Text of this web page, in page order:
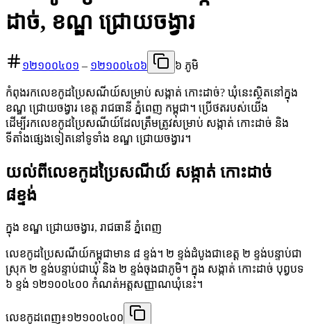
ដាច់, ខណ្ឌ ជ្រោយចង្វារ
១២១០០៤០១ – ១២១០០៤០៦ ៦ ភូមិ
កំពុងរកលេខកូដប្រៃសណីយ៍សម្រាប់ សង្កាត់ កោះដាច់? ឃុំនេះស្ថិតនៅក្នុង
ខណ្ឌ ជ្រោយចង្វារ ខេត្ត រាជធានី ភ្នំពេញ កម្ពុជា។ ប្រើថតរបស់យើង
ដើម្បីរកលេខកូដប្រៃសណីយ៍ដែលត្រឹមត្រូវសម្រាប់ សង្កាត់ កោះដាច់ និង
ទីតាំងផ្សេងទៀតនៅទូទាំង ខណ្ឌ ជ្រោយចង្វារ។
យល់ពីលេខកូដប្រៃសណីយ៍ សង្កាត់ កោះដាច់
៨ខ្ទង់
ក្នុង ខណ្ឌ ជ្រោយចង្វារ, រាជធានី ភ្នំពេញ
លេខកូដប្រៃសណីយ៍កម្ពុជាមាន ៨ ខ្ទង់។ ២ ខ្ទង់ដំបូងជាខេត្ត ២ ខ្ទង់បន្ទាប់ជា
ស្រុក ២ ខ្ទង់បន្ទាប់ជាឃុំ និង ២ ខ្ទង់ចុងជាភូមិ។ ក្នុង សង្កាត់ កោះដាច់ បុព្វបទ
៦ ខ្ទង់ ១២១០០៤០០ កំណត់អត្តសញ្ញាណឃុំនេះ។
លេខកូដពេញ៖១២១០០៤០០